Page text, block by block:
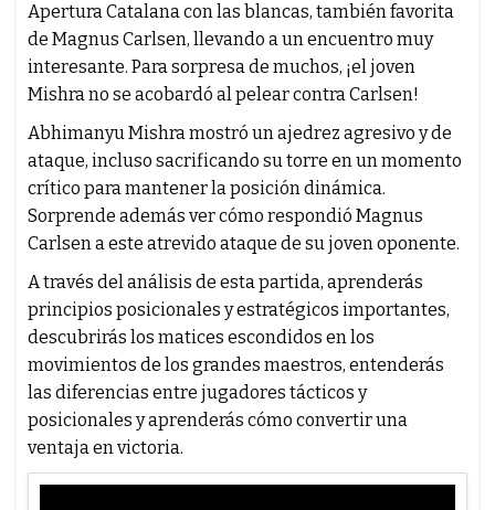
Apertura Catalana con las blancas, también favorita
de Magnus Carlsen, llevando a un encuentro muy
interesante. Para sorpresa de muchos, ¡el joven
Mishra no se acobardó al pelear contra Carlsen!
Abhimanyu Mishra mostró un ajedrez agresivo y de
ataque, incluso sacrificando su torre en un momento
crítico para mantener la posición dinámica.
Sorprende además ver cómo respondió Magnus
Carlsen a este atrevido ataque de su joven oponente.
A través del análisis de esta partida, aprenderás
principios posicionales y estratégicos importantes,
descubrirás los matices escondidos en los
movimientos de los grandes maestros, entenderás
las diferencias entre jugadores tácticos y
posicionales y aprenderás cómo convertir una
ventaja en victoria.